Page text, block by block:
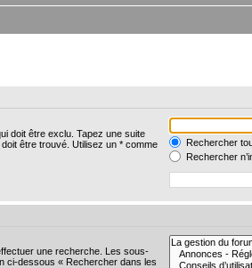
doit être exclu. Tapez une suite
être trouvé. Utilisez un * comme
Rechercher
Rechercher
une recherche. Les sous-
ci-dessous « Rechercher dans les